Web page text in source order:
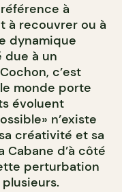
à
à recouvrer ou à
dynamique
due à un
c’est
monde porte
évoluent
n’existe
créativité et sa
Cabane d’à côté
perturbation